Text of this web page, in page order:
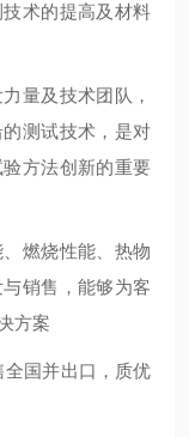
术的提高及材料
量及技术团队，
测试技术，是对
方法创新的重要
燃烧性能、热物
销售，能够为客
方案
国并出口，质优